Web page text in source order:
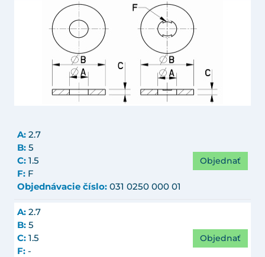
A: 2.7
B: 5
C: 1.5
F: F
Objednávacie číslo: 031 0250 000 01
Objednať
A: 2.7
B: 5
C: 1.5
F: -
Objednať